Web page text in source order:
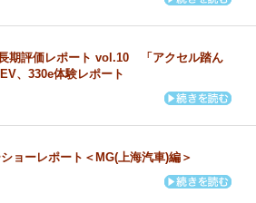
期評価レポート vol.10 「アクセル踏ん
、330e体験レポート
ョーレポート＜MG(上海汽車)編＞